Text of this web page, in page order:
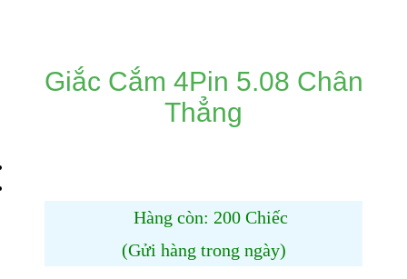
Giắc Cắm 4Pin 5.08 Chân
Thẳng
Hàng còn: 200 Chiếc
(Gửi hàng trong ngày)